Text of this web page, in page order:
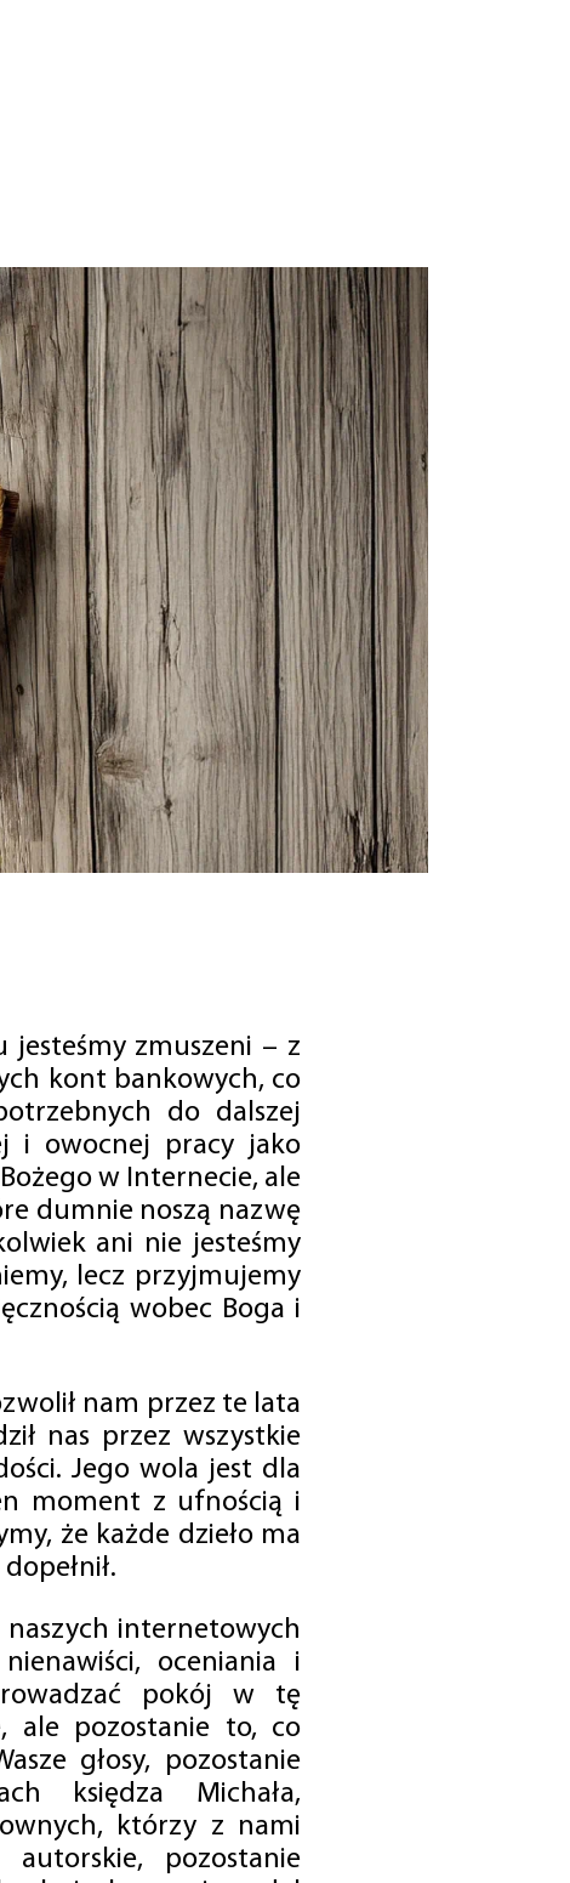
jesteśmy zmuszeni – z
kont bankowych, co
do dalszej
i owocnej pracy jako
w Internecie, ale
dumnie noszą nazwę
ani nie jesteśmy
lecz przyjmujemy
wobec Boga i
nam przez te lata
nas przez wszystkie
Jego wola jest dla
moment z ufnością i
że każde dzieło ma
naszych internetowych
oceniania i
pokój w tę
ale pozostanie to, co
głosy, pozostanie
księdza Michała,
którzy z nami
autorskie, pozostanie